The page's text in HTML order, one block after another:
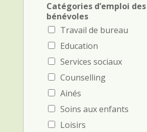
Catégories d’emploi des
bénévoles
Travail de bureau
Education
Services sociaux
Counselling
Ainés
Soins aux enfants
Loisirs